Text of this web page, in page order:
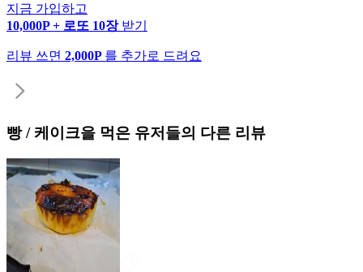
지금 가입하고
10,000P + 로또 10장 받기
리뷰 쓰면 2,000P 를 추가로 드려요
빵 / 케이크을 먹은 유저들의 다른 리뷰